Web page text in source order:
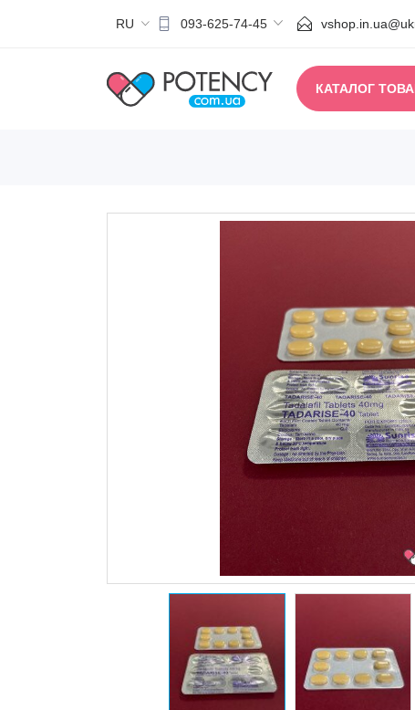
RU 093-625-74-45
КАТАЛОГ